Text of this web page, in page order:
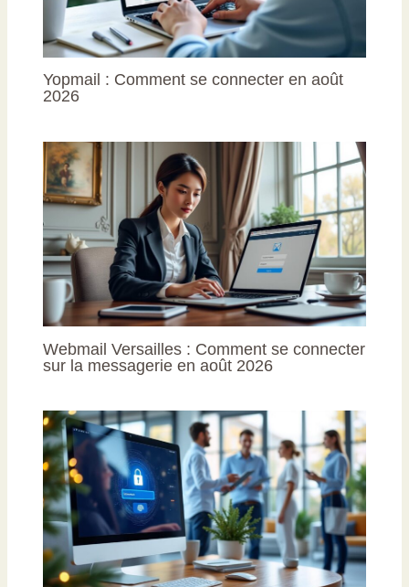
Yopmail : Comment se connecter en août
2026
Webmail Versailles : Comment se connecter
sur la messagerie en août 2026